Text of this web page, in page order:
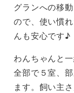
グランへの移
ので、使い慣
んも安心です♪
わんちゃんと
全部で５室、
ます。飼い主